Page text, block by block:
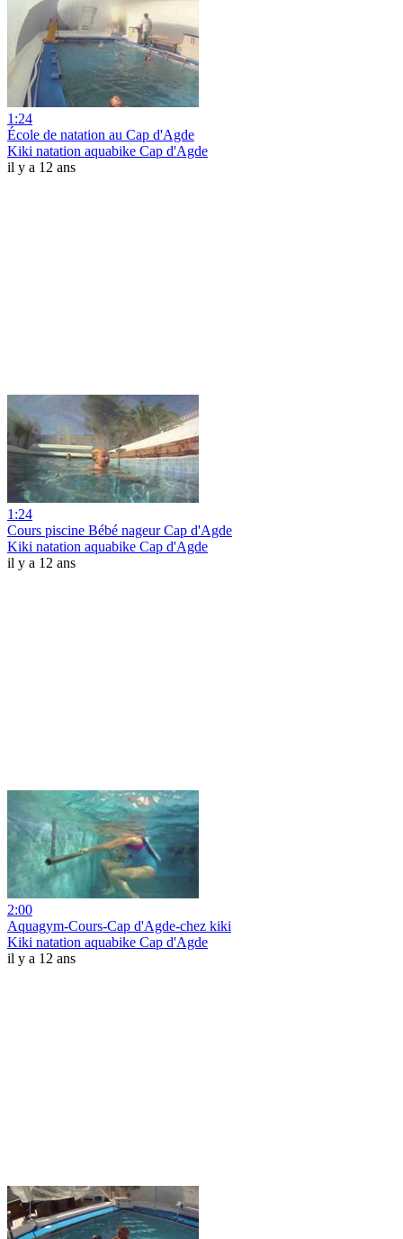
1:24
École de natation au Cap d'Agde
Kiki natation aquabike Cap d'Agde
il y a 12 ans
1:24
Cours piscine Bébé nageur Cap d'Agde
Kiki natation aquabike Cap d'Agde
il y a 12 ans
2:00
Aquagym-Cours-Cap d'Agde-chez kiki
Kiki natation aquabike Cap d'Agde
il y a 12 ans